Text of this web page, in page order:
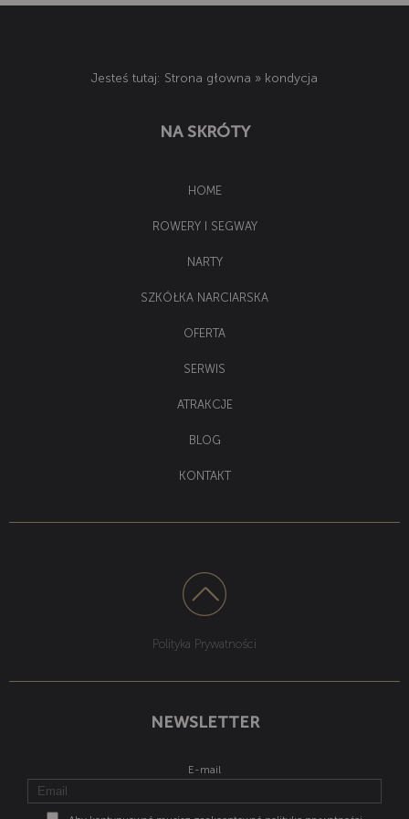
Jesteś tutaj: Strona głowna » kondycja
NA SKRÓTY
HOME
ROWERY I SEGWAY
NARTY
SZKÓŁKA NARCIARSKA
OFERTA
SERWIS
ATRAKCJE
BLOG
KONTAKT
Polityka Prywatności
NEWSLETTER
E-mail